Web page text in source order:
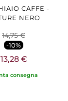
CAFFE -
NERO
14,75 €
-10%
13,28 €
consegna